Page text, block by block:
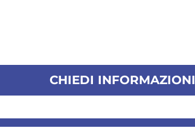
CHIEDI INFORMAZIONI